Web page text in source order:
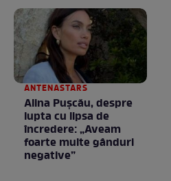
ANTENASTARS
Alina Pușcău, despre
lupta cu lipsa de
încredere: „Aveam
foarte multe gânduri
negative”